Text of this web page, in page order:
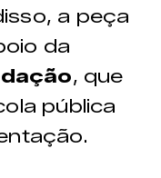
a peça
da
, que
pública